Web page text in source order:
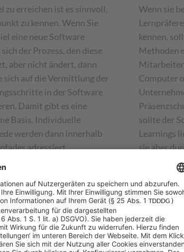
zu erreichen ist es sinnvoll,
zu kennen. Wenn Sie
eine neue Software
der Prozess, den diese
aber nicht ändert, dann
sich auf die Vermittlung der
in der Software
Damit gibt es eine
Basis. Individuelle
werden dann innerhalb
adressiert.
Wenn sie
kennen,
Methoden
Computer
sollte der
Learnings
sie aber
Lernens.